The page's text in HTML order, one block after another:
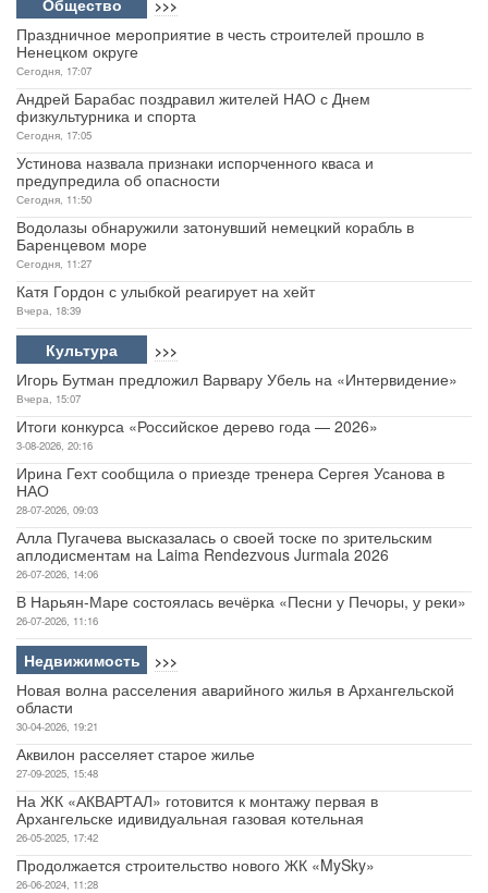
>>>
Праздничное мероприятие в честь строителей прошло в
Ненецком округе
Сегодня, 17:07
Андрей Барабас поздравил жителей НАО с Днем
физкультурника и спорта
Сегодня, 17:05
Устинова назвала признаки испорченного кваса и
предупредила об опасности
Сегодня, 11:50
Водолазы обнаружили затонувший немецкий корабль в
Баренцевом море
Сегодня, 11:27
Катя Гордон с улыбкой реагирует на хейт
Вчера, 18:39
Культура >>>
Игорь Бутман предложил Варвару Убель на «Интервидение»
Вчера, 15:07
Итоги конкурса «Российское дерево года — 2026»
3-08-2026, 20:16
Ирина Гехт сообщила о приезде тренера Сергея Усанова в
НАО
28-07-2026, 09:03
Алла Пугачева высказалась о своей тоске по зрительским
аплодисментам на Laima Rendezvous Jurmala 2026
26-07-2026, 14:06
В Нарьян-Маре состоялась вечёрка «Песни у Печоры, у реки»
26-07-2026, 11:16
Недвижимость >>>
Новая волна расселения аварийного жилья в Архангельской
области
30-04-2026, 19:21
Аквилон расселяет старое жилье
27-09-2025, 15:48
На ЖК «АКВАРТАЛ» готовится к монтажу первая в
Архангельске идивидуальная газовая котельная
26-05-2025, 17:42
Продолжается строительство нового ЖК «MySky»
26-06-2024, 11:28